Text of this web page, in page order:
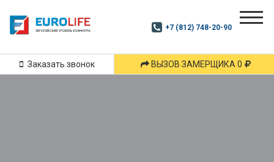
+7 (812) 748-20-90
Заказать звонок ВЫЗОВ ЗАМЕРЩИКА 0
Почитай
подпишись
Дзен